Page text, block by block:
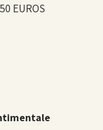
EUROS